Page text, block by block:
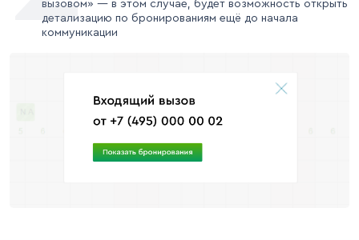
вызовом» — в этом случае, будет возможность открыть
детализацию по бронированиям ещё до начала
коммуникации